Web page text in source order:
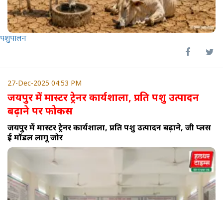
पशुपालन
27-Dec-2025 04:53 PM
जयपुर में मास्टर ट्रेनर कार्यशाला, प्रति पशु उत्पादन
बढ़ाने पर फोकस
जयपुर में मास्टर ट्रेनर कार्यशाला, प्रति पशु उत्पादन बढ़ाने, जी प्लस
ई मॉडल लागू जोर